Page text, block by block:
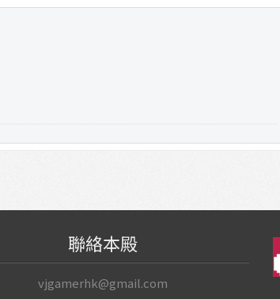
聯絡本殿
vjgamerhk@gmail.com